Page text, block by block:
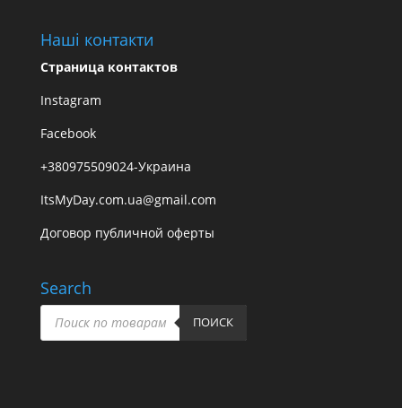
Наші контакти
Страница контактов
Instagram
Facebook
+380975509024-Украина
ItsMyDay.com.ua@gmail.com
Договор публичной оферты
Search
Пошук
товарів ПОИСК